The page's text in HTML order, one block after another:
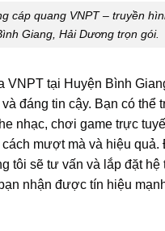
cáp quang VNPT – truyền
Giang, Hải Dương trọn gói.
VNPT tại Huyện Bình
đáng tin cậy. Bạn có thể
nhạc, chơi game trực
mượt mà và hiệu quả.
tôi sẽ tư vấn và lắp đặt hệ
nhận được tín hiệu